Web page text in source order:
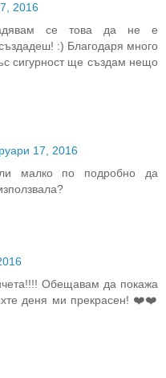
2016
се това да не е
:) Благодаря много
сигурност ще създам нещо
17, 2016
малко по подробно да
Обещавам да покажа
деня ми прекрасен! ❤️❤️